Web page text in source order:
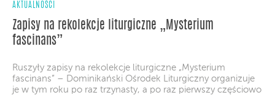
AKTUALNOŚCI
Zapisy na rekolekcje liturgiczne „Mysterium
fascinans”
Ruszyły zapisy na rekolekcje liturgiczne „Mysterium
fascinans” – Dominikański Ośrodek Liturgiczny organizuje
je w tym roku po raz trzynasty, a po raz pierwszy częściowo